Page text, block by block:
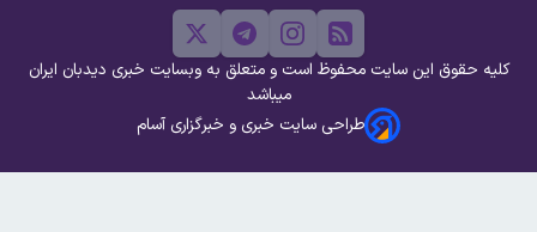
کلیه حقوق این سایت محفوظ است و متعلق به وبسایت خبری دیدبان ایران
میباشد
طراحی سایت خبری و خبرگزاری آسام